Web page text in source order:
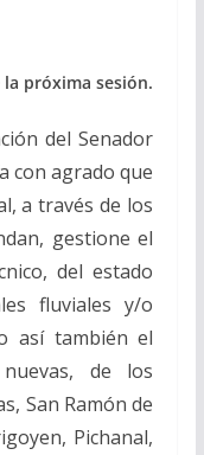
próxima sesión.
del Senador
con agrado que
a través de los
gestione el
del estado
fluviales y/o
así también el
de los
San Ramón de
Pichanal,